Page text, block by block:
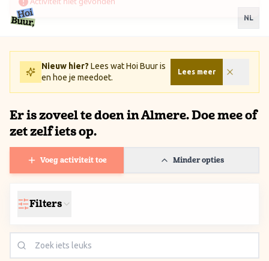
Ga naar inhoud / Skip to content
NL
Nieuw hier? Lees wat Hoi Buur is
en hoe je meedoet.
Lees meer
Er is zoveel te doen in Almere. Doe mee of
zet zelf iets op.
Voeg activiteit toe Minder opties
Filters